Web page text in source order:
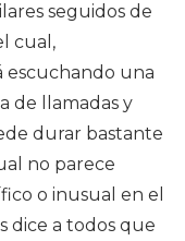
seguidos de
cual,
escuchando una
de llamadas y
durar bastante
no parece
o inusual en el
dice a todos que